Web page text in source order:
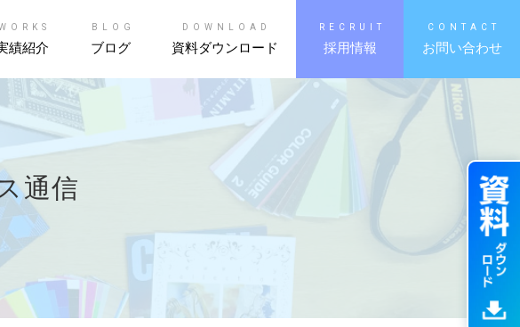
績紹介
BLOG
ブログ
DOWNLOAD
資料ダウンロード
RECRUIT
採用情報
CONTACT
お問い合わせ
通信